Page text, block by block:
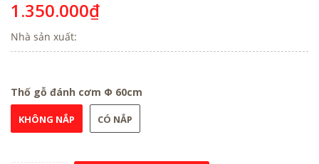
1.350.000₫
Nhà sản xuất:
Thố gỗ đánh cơm Φ 60cm
KHÔNG NẮP CÓ NẮP